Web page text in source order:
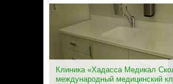
Клиника «Хадасса Медикал
международный медицинский